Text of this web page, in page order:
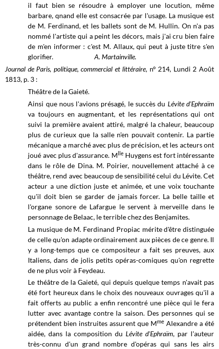
il faut bien se résoudre à employer une locution, même
barbare, qnand elle est consacrée par l'usage. La musique est
de M. Ferdinand, et les ballets sont de M. Hullin. On n'a pas
nommé l'artiste qui a peint les décors, mais j'ai cru bien faire
de m'en informer : c'est M. Allaux, qui peut à juste titre s'en
glorifier.A. Martainville.
Journal de Paris, politique, commercial et littéraire, n° 214, Lundi 2 Août
1813, p. 3 :
Théâtre de la Gaieté.
Ainsi que nous l'avions présagé, le succès du Lévite d'Ephraïm
va toujours en augmentant, et les représentations qui ont
suivi la première avaient attiré, malgré la chaleur, beaucoup
plus de curieux que la salle n'en pouvait contenir. La partie
mécanique a marché avec plus de précision, et les acteurs ont
joué avec plus d'assurance. M lleHuygens est fort intéressante
dans le rôle de Dina. M. Poirier, nouvellement attaché à ce
théâtre, rend avec beaucoup de sensibilité celui du Lévite. Cet
acteur a une diction juste et animée, et une voix touchante
qu'il doit bien se garder de jamais forcer. La belle taille et
l'organe sonore de Lafargue le servent à merveille dans le
personnage de Belaac, le terrible chez des Benjamites.
La musique de M. Ferdinand Propiac mérite d'être distinguée
de celle qu'on adapte ordinairement aux pièces de ce genre. Il
y a long-temps que ce compositeur a fait ses preuves, aux
Italiens, dans de jolis petits opéras-comiques qu'on regrette
de ne plus voir à Feydeau.
Le théâtre de la Gaieté, qui depuis quelque temps n'avait pas
été fort heureux dans le choix des nouveaux ouvrages qu'il a
fait offerts au public a enfin rencontré une pièce qui le fera
lutter avec avantage contre la saison. Des personnes qui se
prétendent bien instruites assurent que Mme Alexandre a été
aidée, dans la composition duLévite d'Ephraïm, par l'auteur
très-connu d'un grand nombre d'opéras qui sans les airs